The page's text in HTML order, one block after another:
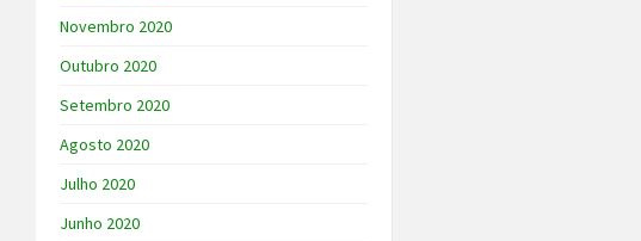
Novembro 2020
Outubro 2020
Setembro 2020
Agosto 2020
Julho 2020
Junho 2020